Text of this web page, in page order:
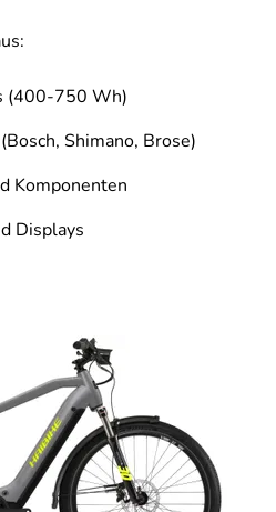
(400-750 Wh)
Shimano, Brose)
Komponenten
Displays